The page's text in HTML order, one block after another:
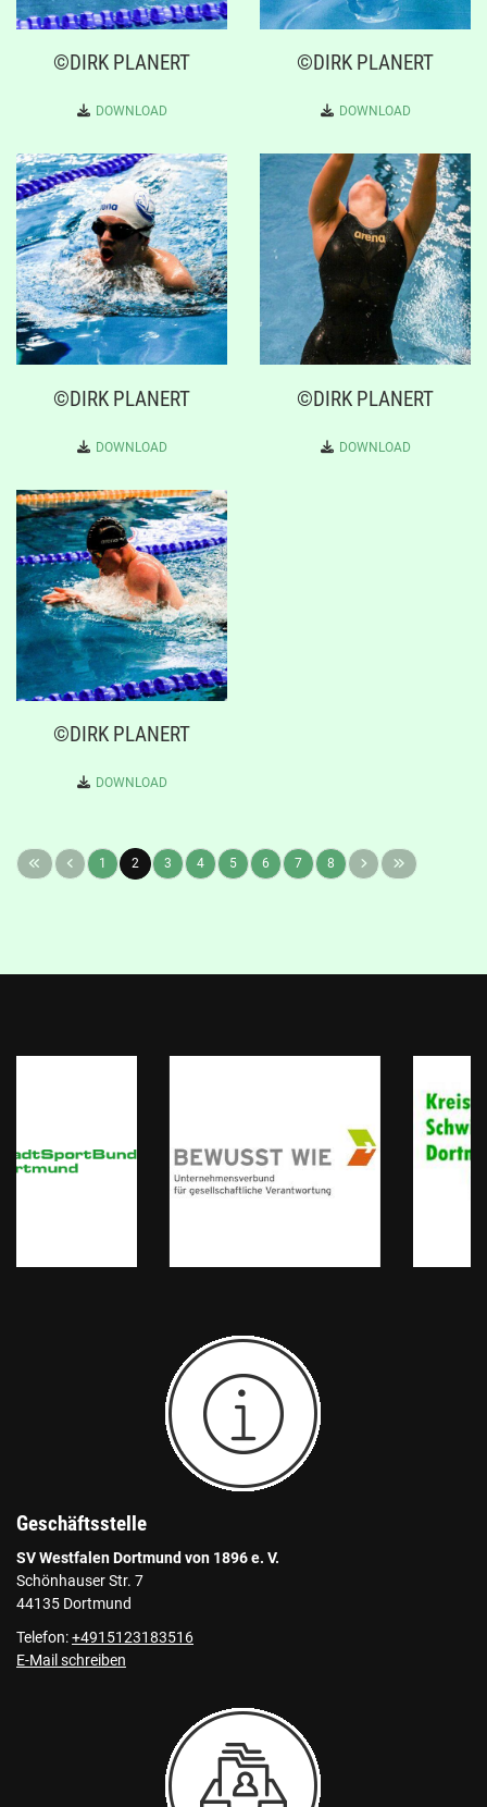
©DIRK PLANERT
DOWNLOAD
©DIRK PLANERT
DOWNLOAD
©DIRK PLANERT
DOWNLOAD
©DIRK PLANERT
DOWNLOAD
©DIRK PLANERT
DOWNLOAD
1 2 3 4 5 6 7 8
Geschäftsstelle
SV Westfalen Dortmund von 1896 e. V.
Schönhauser Str. 7
44135 Dortmund
Telefon:+4915123183516
E-Mail schreiben